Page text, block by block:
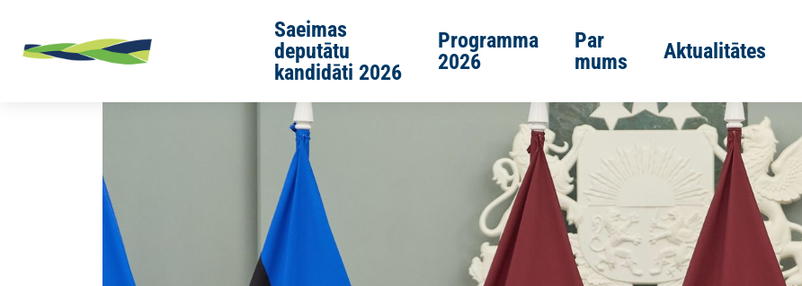
Saeimas
deputātu
kandidāti 2026
Programma
2026
Par
mums
Aktualitātes